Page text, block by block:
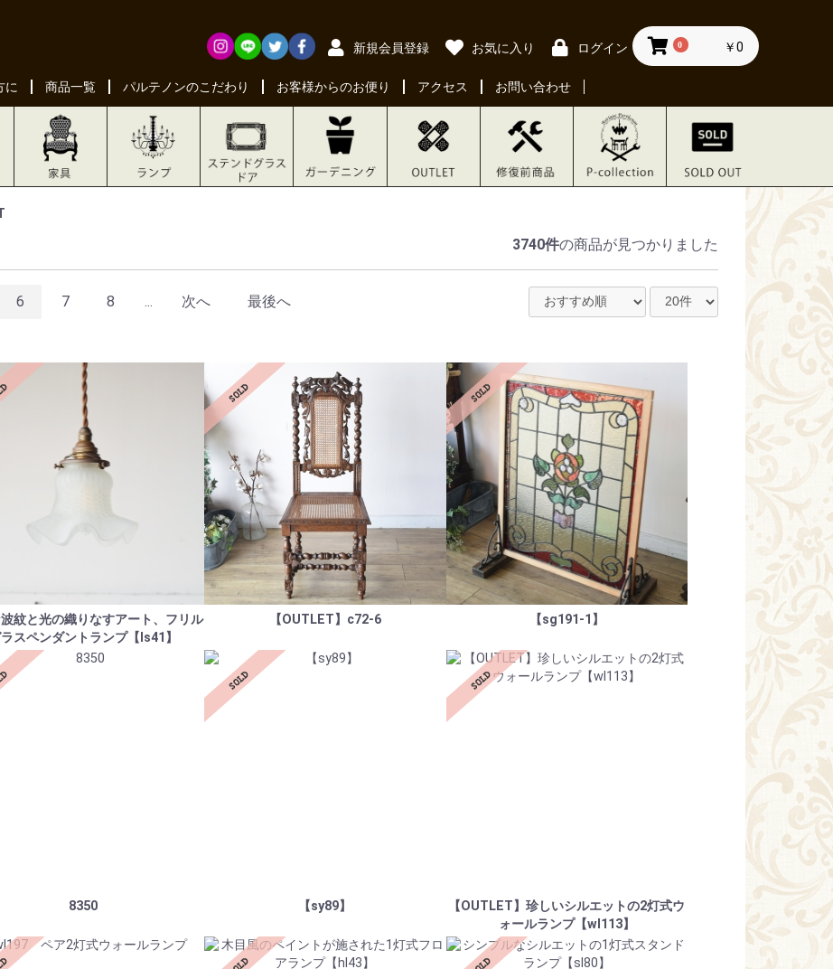
新規会員登録 お気に入り ログイン 0 ￥0
に 商品一覧 パルテノンのこだわり お客様からのお便り アクセス お問い合わせ
3740件の商品が見つかりました
6 7 8 ... 次へ 最後へ
紋と光の織りなすアート、フリル
スペンダントランプ【ls41】
【OUTLET】c72-6 【sg191-1】
8350 【sy89】
【OUTLET】珍しいシルエットの2灯式ウ
ォールランプ【wl113】